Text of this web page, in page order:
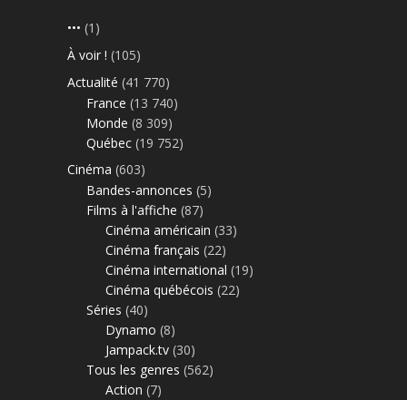
••• (1)
À voir ! (105)
Actualité (41 770)
France (13 740)
Monde (8 309)
Québec (19 752)
Cinéma (603)
Bandes-annonces (5)
Films à l'affiche (87)
Cinéma américain (33)
Cinéma français (22)
Cinéma international (19)
Cinéma québécois (22)
Séries (40)
Dynamo (8)
Jampack.tv (30)
Tous les genres (562)
Action (7)